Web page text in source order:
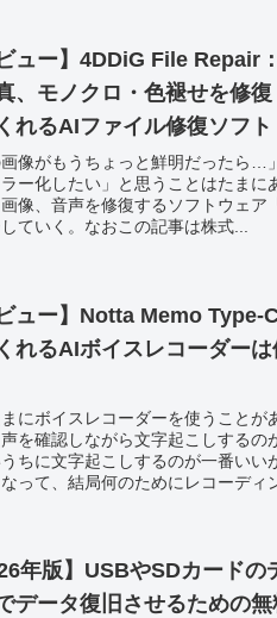
ビュー】4DDiG File Repair
、モノクロ・色褪せを修
れるAIファイル修復ソフト
画像がもうちょっと鮮明だったら…
ー化したい」と思うことはたまに
像、音声を修復するソフトウェア
ていく。なおこの記事は株式...
ビュー】Notta Memo Type-
れるAIボイスレコーダー
にボイスレコーダーを使うことが
を確認しながら文字起こしするの
ちに文字起こしするのが一番いい
って、結局何のためにレコーディ
年版】USBやSDカードの
データ復旧させるための